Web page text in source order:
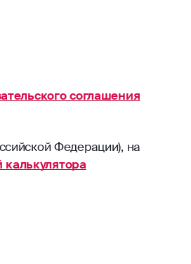
соглашения
Федерации), на
калькулятора